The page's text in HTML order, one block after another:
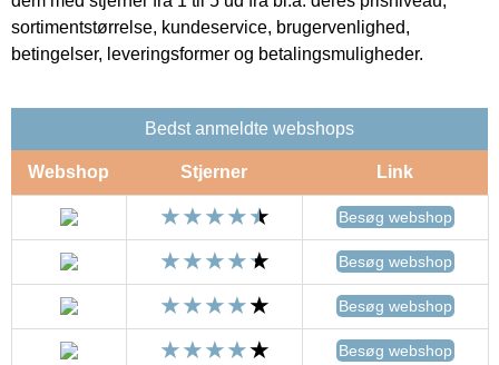
sortimentstørrelse, kundeservice, brugervenlighed,
betingelser, leveringsformer og betalingsmuligheder.
Bedst anmeldte webshops
Webshop Stjerner Link
Besøg webshop
Besøg webshop
Besøg webshop
Besøg webshop